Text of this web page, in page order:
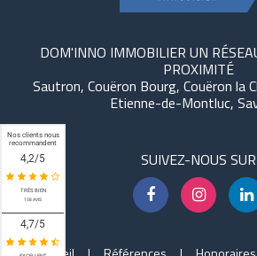
DOM'INNO IMMOBILIER UN
PROXIMITÉ
Sautron, Couëron Bourg, Couëron la
Etienne-de-Montluc,
SUIVEZ-NOUS SUR
Nos clients nous
recommandent
4,2/5
TRÈS BIEN
158AVIS
4,7/5